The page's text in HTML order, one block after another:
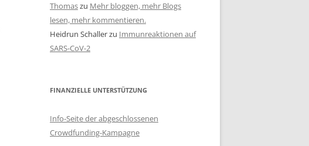
Thomaszu Mehr bloggen, mehr Blogs
lesen, mehr kommentieren.
Heidrun Schallerzu Immunreaktionen auf
SARS-CoV-2
FINANZIELLE UNTERSTÜTZUNG
Info-Seite der abgeschlossenen
Crowdfunding-Kampagne